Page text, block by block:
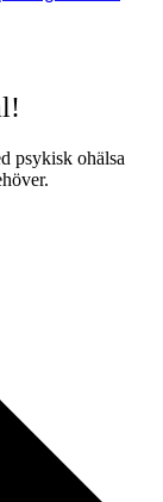
psykisk ohälsa